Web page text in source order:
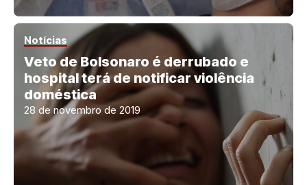
Notícias
Veto de Bolsonaro é derrubado e
hospital terá de notificar violência
doméstica
28 de novembro de 2019